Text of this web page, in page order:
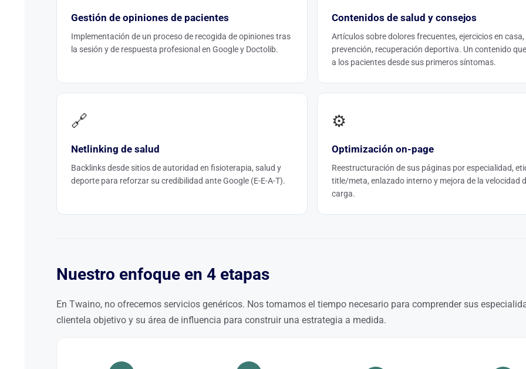
Gestión de opiniones de pacientes
Implementación de un proceso de recogida de opiniones tras
la sesión y de respuesta profesional en Google y Doctolib.
Contenidos de salud y consejos
Artículos sobre dolores frecuentes, ejercicios en casa,
prevención, recuperación deportiva. Un contenido
a los pacientes desde sus primeros síntomas.
🔗
Netlinking de salud
Backlinks desde sitios de autoridad en fisioterapia, salud y
deporte para reforzar su credibilidad ante Google (E-E-A-T).
⚙️
Optimización on-page
Reestructuración de sus páginas por especialidad,
title/meta, enlazado interno y mejora de la velocidad
carga.
Nuestro enfoque en 4 etapas
En Twaino, no ofrecemos servicios genéricos. Nos tomamos el tiempo necesario para comprender sus
clientela objetivo y su área de influencia para construir una estrategia a medida.